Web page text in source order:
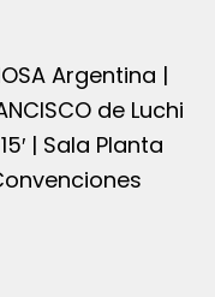
Argentina |
de Luchi
| Sala Planta